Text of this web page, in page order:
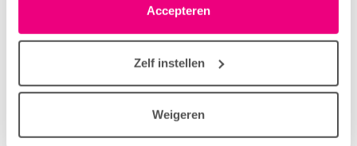
linksonder elke pagina. De lijst met partners is te vinden
in het tabblad “details”.
Accepteren
Zelf instellen
Weigeren
Je gaf aan ook Covid 19 te hebben. Heb je
daar niet de klachten van?
Dank voor het meedenken, maar Corona had ik al
virus. Maar in het ziekenhuis zagen ze het nog wel.